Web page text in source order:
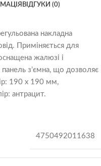
ВІДГУКИ (0)
накладна
Приміняється для
жалюзі і
з’ємна, що дозволяє
190 х 190 мм,
антрацит.
4750492011638